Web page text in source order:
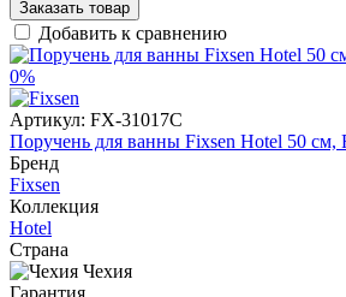
Заказать товар
Добавить к сравнению
0%
Артикул: FX-31017C
Поручень для ванны Fixsen Hotel 50 см,
Бренд
Fixsen
Коллекция
Hotel
Страна
Чехия
Гарантия